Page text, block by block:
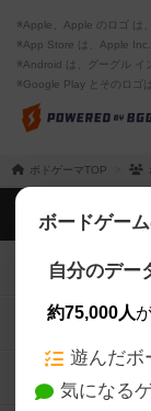
※Apple、Apple のロゴ は
※App Store は、Apple Inc.
※Android は、グーグル イ
※Google Play とそのロゴ
ボドゲーマTOP
ボードゲー
自分のデー
約75,000人
遊んだボ
気になる
ボドゲーマ
ボードゲーム
ボードゲーム
ボードゲーム